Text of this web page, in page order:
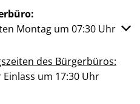
oder Schließzeiten
Montag um 07:30 Uhr
des Bürgerbüros:
um 17:30 Uhr